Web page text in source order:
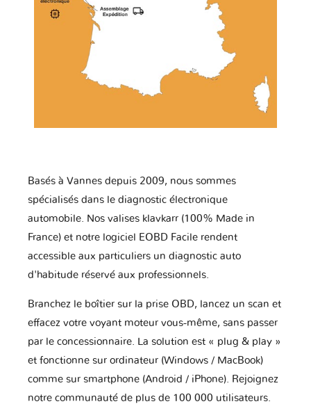
Basés à Vannes depuis 2009, nous sommes
spécialisés dans le diagnostic électronique
automobile. Nos valises klavkarr (100% Made in
France) et notre logiciel EOBD Facile rendent
accessible aux particuliers un diagnostic auto
d'habitude réservé aux professionnels.
Branchez le boîtier sur la prise OBD, lancez un scan et
effacez votre voyant moteur vous-même, sans passer
par le concessionnaire. La solution est « plug & play »
et fonctionne sur ordinateur (Windows / MacBook)
comme sur smartphone (Android / iPhone). Rejoignez
notre communauté de plus de 100 000 utilisateurs.